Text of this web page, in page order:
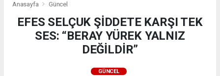
Anasayfa Güncel
EFES SELÇUK ŞİDDETE KARŞI TEK
SES: “BERAY YÜREK YALNIZ
DEĞİLDİR”
GÜNCEL